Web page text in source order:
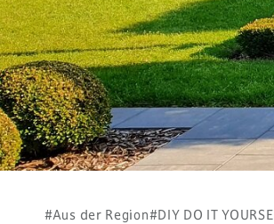
#Aus der Region#DIY DO IT